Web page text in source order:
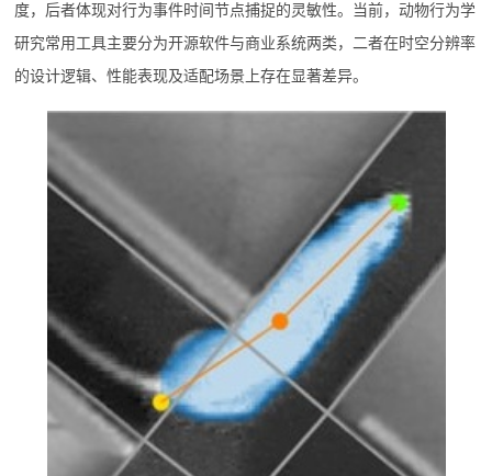
度，后者体现对行为事件时间节点捕捉的灵敏性。当前，动物行为学
研究常用工具主要分为开源软件与商业系统两类，二者在时空分辨率
的设计逻辑、性能表现及适配场景上存在显著差异。